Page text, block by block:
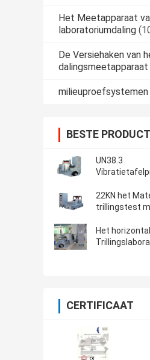
Het Meetapparaat
laboratoriumdaling
De Versiehaken van
dalingsmeetapparaat
milieuproefsystemen
BESTE
UN38.3
22KN het
trillingstest
2
Het
CERTIFICAAT